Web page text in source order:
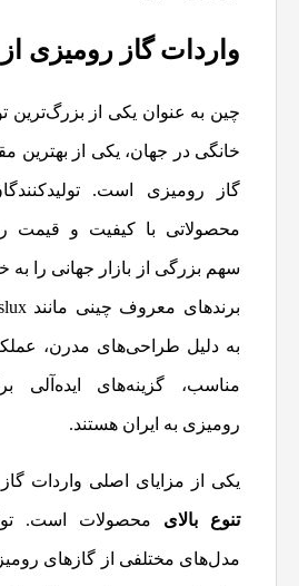
واردات گاز رومیزی
چین به عنوان یکی از بزرگ‌ترین
خانگی در جهان، یکی از بهترین
گاز رومیزی است.
محصولاتی با کیفیت و قیمت
سهم بزرگی از بازار جهانی را
به دلیل طراحی‌های مدرن،
مناسب، گزینه‌های ایده‌آلی
رومیزی به ایران هستند.
یکی از مزایای اصلی واردات
تنوع بالای محصولات است.
مدل‌های مختلفی از گازهای